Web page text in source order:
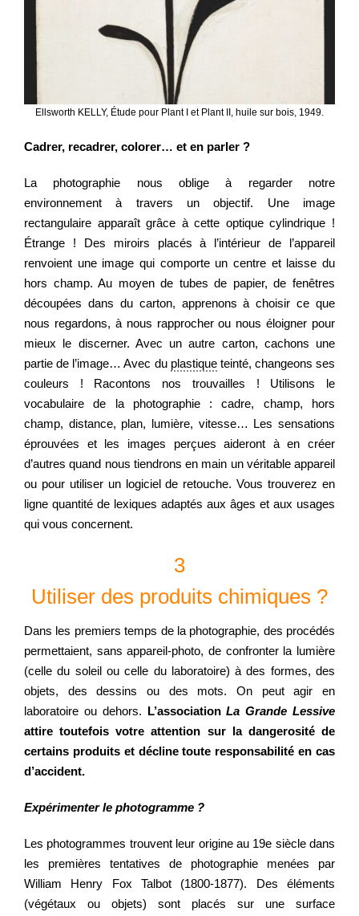
Ellsworth KELLY, Étude pour Plant I et Plant II, huile sur bois, 1949.
Cadrer, recadrer, colorer… et en parler ?
La photographie nous oblige à regarder notre
environnement à travers un objectif. Une image
rectangulaire apparaît grâce à cette optique cylindrique !
Étrange ! Des miroirs placés à l’intérieur de l’appareil
renvoient une image qui comporte un centre et laisse du
hors champ. Au moyen de tubes de papier, de fenêtres
découpées dans du carton, apprenons à choisir ce que
nous regardons, à nous rapprocher ou nous éloigner pour
mieux le discerner. Avec un autre carton, cachons une
partie de l’image… Avec du plastiqueteinté, changeons ses
couleurs ! Racontons nos trouvailles ! Utilisons le
vocabulaire de la photographie : cadre, champ, hors
champ, distance, plan, lumière, vitesse… Les sensations
éprouvées et les images perçues aideront à en créer
d’autres quand nous tiendrons en main un véritable appareil
ou pour utiliser un logiciel de retouche. Vous trouverez en
ligne quantité de lexiques adaptés aux âges et aux usages
qui vous concernent.
3
Utiliser des produits chimiques ?
Dans les premiers temps de la photographie, des procédés
permettaient, sans appareil-photo, de confronter la lumière
(celle du soleil ou celle du laboratoire) à des formes, des
objets, des dessins ou des mots. On peut agir en
laboratoire ou dehors. L’associationLa Grande Lessive
attire toutefois votre attention sur la dangerosité de
certains produits et décline toute responsabilité en cas
d’accident.
Expérimenter le photogramme ?
Les photogrammes trouvent leur origine au 19e siècle dans
les premières tentatives de photographie menées par
William Henry Fox Talbot (1800-1877). Des éléments
(végétaux ou objets) sont placés sur une surface